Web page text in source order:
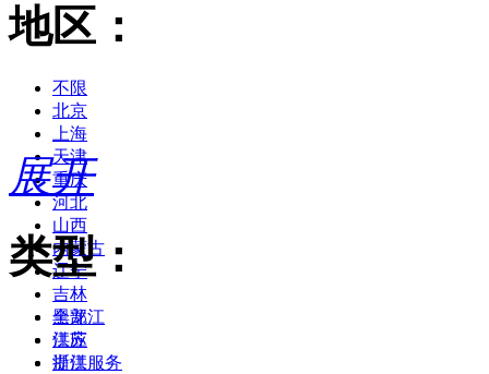
地区：
不限
北京
上海
天津
重庆
河北
山西
内蒙古
辽宁
吉林
黑龙江
江苏
浙江
展开
类型：
全部
供应
提供服务